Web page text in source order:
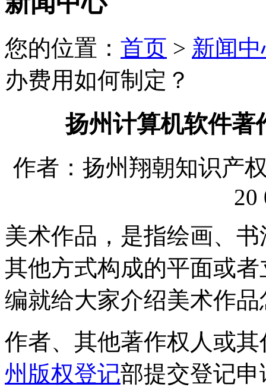
您的位置： 首页 > 新闻
办费用如何制定？
扬州计算机软件著
作者：扬州翔朝知识产
20
美术作品，是指绘画、
其他方式构成的平面或
编就给大家介绍美术作
作者、其他著作权人或
州版权登记部提交登记